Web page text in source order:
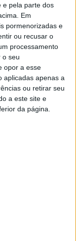
e pela parte dos
Em
pormenorizadas e
ou recusar o
processamento
o seu
opor a esse
aplicadas apenas a
ou retirar seu
a este site e
da página.